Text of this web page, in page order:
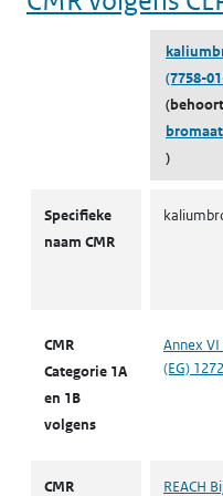
(7758-
bromaat
)
Specifieke
naam CMR
CMR
Categorie 1A
en 1B
volgens
Annex
(EG)
CMR REACH